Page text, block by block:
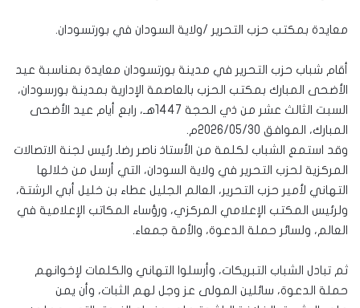
معايدة بمكتب حزب التحرير /ولاية السودان في بورتسودان.
أقام شباب حزب التحرير في مدينة بورتسودان معايدة بمناسبة عيد
الأضحى المبارك بمكتب الحزب بالعاصمة الإدارية بمدينة بورسودان،
السبت الثالث عشر من ذي الحجة 1447هـ، رابع أيام عيد الأضحى
المبارك، الموافق 2026/05/30م.
وقد استمع الشباب لكلمة من الأستاذ ناصر رضاـ رئيس لجنة الاتصالات
المركزية لحزب التحرير في ولاية السودان، التي أرسل من خلالها
التهاني لأمير حزب التحرير، العالم الجليل عطاء بن خليل أبي الرشتة،
ولرئيس المكتب الإعلامي المركزي، ورؤساء المكاتب الإعلامية في
العالم، ولسائر حملة الدعوة، والأمة جمعاء.
ثم تبادل الشباب التبريكات، وأرسلوا التهاني والكلمات لإخوانهم
حملة الدعوة، سائلين المولى عز وجل لهم الثبات، وأن يمن